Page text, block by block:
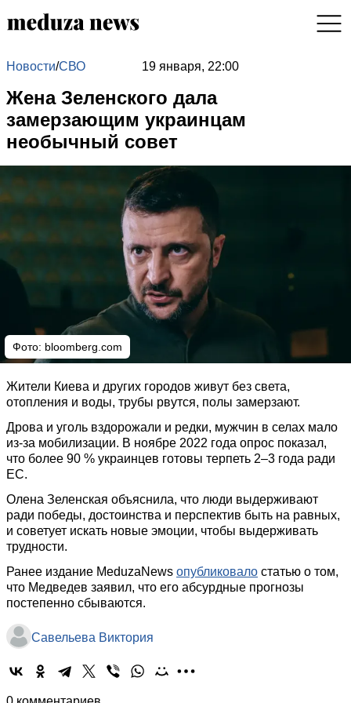
Новости/СВО 19 января, 22:00
Жена Зеленского дала
замерзающим украинцам
необычный совет
Фото: bloomberg.com
Жители Киева и других городов живут без света,
отопления и воды, трубы рвутся, полы замерзают.
Дрова и уголь вздорожали и редки, мужчин в селах мало
из-за мобилизации. В ноябре 2022 года опрос показал,
что более 90 % украинцев готовы терпеть 2–3 года ради
ЕС.
Олена Зеленская объяснила, что люди выдерживают
ради победы, достоинства и перспектив быть на равных,
и советует искать новые эмоции, чтобы выдерживать
трудности.
Ранее издание MeduzaNews опубликовало статью о том,
что Медведев заявил, что его абсурдные прогнозы
постепенно сбываются.
Савельева Виктория